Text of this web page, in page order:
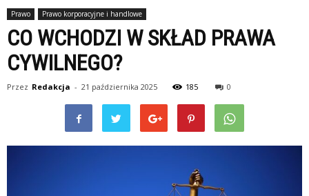
Prawo Prawo korporacyjne i handlowe
CO WCHODZI W SKŁAD PRAWA
CYWILNEGO?
Przez Redakcja - 21 października 2025 185 0